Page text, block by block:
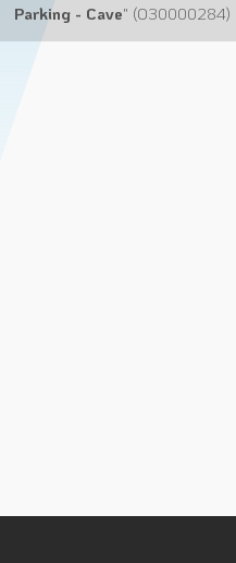
Parking - Cave" (O30000284)